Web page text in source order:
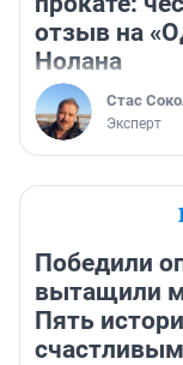
отзыв на
Нолана
Стас
Эксперт
Победили
вытащили
Пять